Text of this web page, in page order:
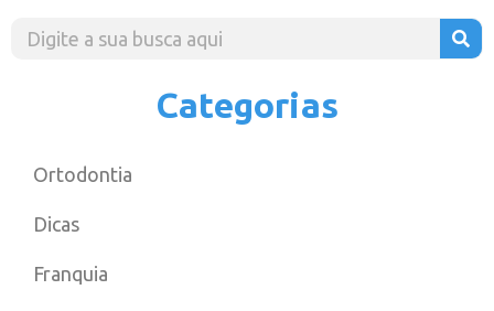
Categorias
Ortodontia
Dicas
Franquia